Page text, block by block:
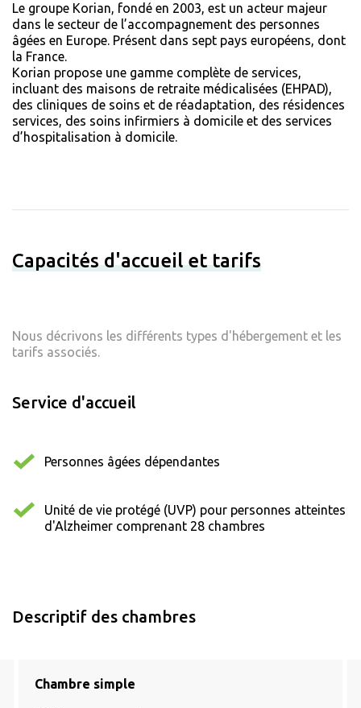
Le groupe Korian, fondé en 2003, est un acteur majeur
dans le secteur de l’accompagnement des personnes
âgées en Europe. Présent dans sept pays européens, dont
la France.
Korian propose une gamme complète de services,
incluant des maisons de retraite médicalisées (EHPAD),
des cliniques de soins et de réadaptation, des résidences
services, des soins infirmiers à domicile et des services
d’hospitalisation à domicile.
Capacités d'accueil et tarifs
Nous décrivons les différents types d'hébergement et les
tarifs associés.
Service d'accueil
Personnes âgées dépendantes
Unité de vie protégé (UVP) pour personnes atteintes
d'Alzheimer comprenant 28 chambres
Descriptif des chambres
Chambre simple